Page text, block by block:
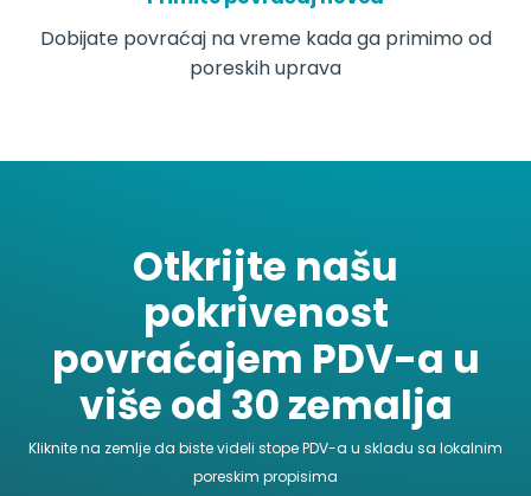
Dobijate povraćaj na vreme kada ga primimo od
poreskih uprava
Otkrijte našu
pokrivenost
povraćajem PDV-a u
više od 30 zemalja
Kliknite na zemlje da biste videli stope PDV-a u skladu sa lokalnim
poreskim propisima
NORWAY